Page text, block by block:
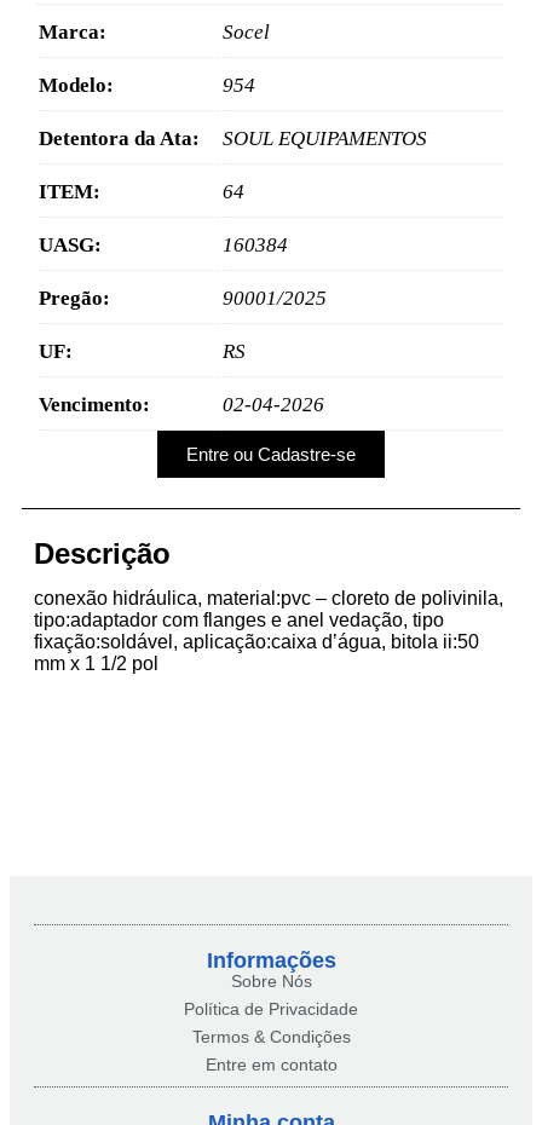
Marca: Socel
Modelo: 954
Detentora da Ata: SOUL EQUIPAMENTOS
ITEM: 64
UASG: 160384
Pregão: 90001/2025
UF: RS
Vencimento: 02-04-2026
Entre ou Cadastre-se
Descrição
conexão hidráulica, material:pvc – cloreto de polivinila,
tipo:adaptador com flanges e anel vedação, tipo
fixação:soldável, aplicação:caixa d’água, bitola ii:50
mm x 1 1/2 pol
Informações
Sobre Nós
Política de Privacidade
Termos & Condições
Entre em contato